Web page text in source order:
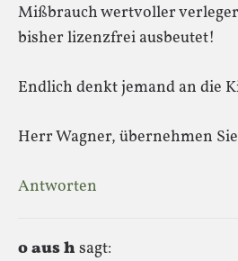
Mißbrauch wertvoller
bisher lizenzfrei ausbeutet!
Endlich denkt jemand an die
Herr Wagner, übernehmen
Antworten
o aus h sagt: